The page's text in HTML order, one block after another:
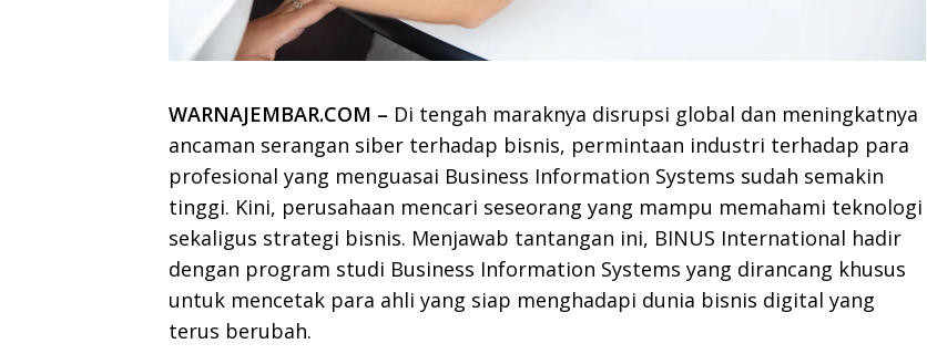
WARNAJEMBAR.COM – Di tengah maraknya disrupsi global dan meningkatnya
ancaman serangan siber terhadap bisnis, permintaan industri terhadap para
profesional yang menguasai Business Information Systems sudah semakin
tinggi. Kini, perusahaan mencari seseorang yang mampu memahami teknologi
sekaligus strategi bisnis. Menjawab tantangan ini, BINUS International hadir
dengan program studi Business Information Systems yang dirancang khusus
untuk mencetak para ahli yang siap menghadapi dunia bisnis digital yang
terus berubah.